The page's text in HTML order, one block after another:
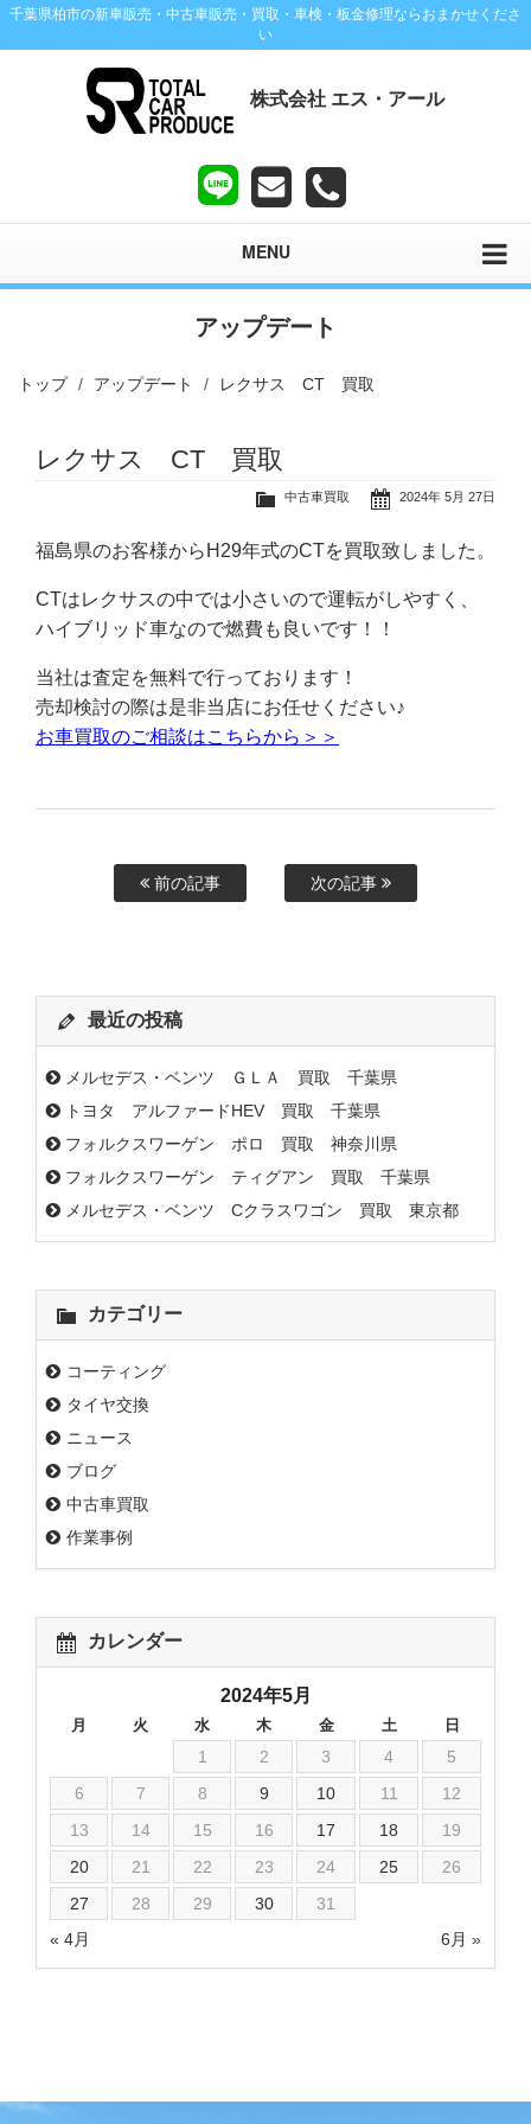
千葉県柏市の新車販売・中古車販売・買取・車検・板金修理ならおまかせくださ
い
株式会社 エス・アール
MENU
アップデート
トップ アップデート レクサス CT 買取
レクサス CT 買取
2024年 5月 27日
中古車買取
福島県のお客様からH29年式のCTを買取致しました。
CTはレクサスの中では小さいので運転がしやすく、
ハイブリッド車なので燃費も良いです！！
当社は査定を無料で行っております！
売却検討の際は是非当店にお任せください♪
お車買取のご相談はこちらから＞＞
前の記事 次の記事
最近の投稿
メルセデス・ベンツ ＧＬＡ 買取 千葉県
トヨタ アルファードHEV 買取 千葉県
フォルクスワーゲン ポロ 買取 神奈川県
フォルクスワーゲン ティグアン 買取 千葉県
メルセデス・ベンツ Cクラスワゴン 買取 東京都
カテゴリー
コーティング
タイヤ交換
ニュース
ブログ
中古車買取
作業事例
カレンダー
2024年5月
月 火 水 木 金 土 日
« 4月 6月 »
1 2 3 4
5
6
7 8 9 10 11
12
13
14 15 16 17 18
19
20
21 22 23 24 25
26
27
28 29 30 31